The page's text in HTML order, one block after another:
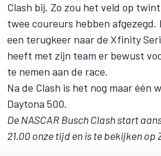
Clash bij. Zo zou het veld op
twee coureurs hebben afgezegd.
een terugkeer naar de Xfinity
heeft met zijn team er bewust
te nemen aan de race.
Na de Clash is het nog maar één
Daytona 500.
De NASCAR Busch Clash start
21.00 onze tijd en is te bekijken op